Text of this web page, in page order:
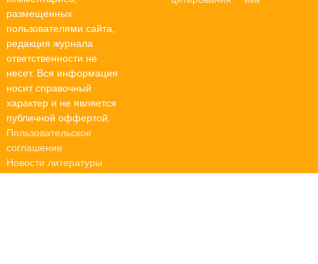
размещенных
пользователями сайта,
редакция журнала
ответственности не
несет. Вся информация
носит справочный
характер и не является
публичной оффертой.
Пользовательское
соглашение
Новости литературы